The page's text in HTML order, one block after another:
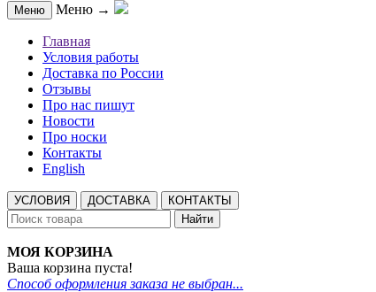
Меню Меню →
Главная
Условия работы
Доставка по России
Отзывы
Про нас пишут
Новости
Про носки
Контакты
English
УСЛОВИЯ ДОСТАВКА
КОНТАКТЫ
Найти
МОЯ КОРЗИНА
Ваша корзина пуста!
Способ оформления заказа не выбран...